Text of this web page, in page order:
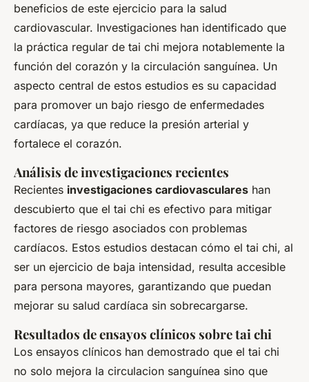
beneficios de este ejercicio para la salud
cardiovascular. Investigaciones han identificado que
la práctica regular de tai chi mejora notablemente la
función del corazón y la circulación sanguínea. Un
aspecto central de estos estudios es su capacidad
para promover un bajo riesgo de enfermedades
cardíacas, ya que reduce la presión arterial y
fortalece el corazón.
Análisis de investigaciones recientes
Recientes investigaciones cardiovasculares han
descubierto que el tai chi es efectivo para mitigar
factores de riesgo asociados con problemas
cardíacos. Estos estudios destacan cómo el tai chi, al
ser un ejercicio de baja intensidad, resulta accesible
para persona mayores, garantizando que puedan
mejorar su salud cardíaca sin sobrecargarse.
Resultados de ensayos clínicos sobre tai chi
Los ensayos clínicos han demostrado que el tai chi
no solo mejora la circulacion sanguínea sino que